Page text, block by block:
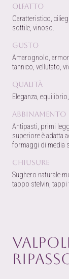
Olfatto
Caratteristico,
sottile, vinoso.
Gusto
Amarognolo,
tannico, vellutato,
Qualità
Eleganza,
Abbinamento
Antipasti, primi
superiore è adatta
formaggi di media
Chiusure
Sughero naturale
tappo stelvin, tappi